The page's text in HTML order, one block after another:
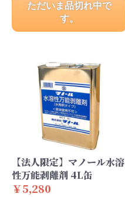
ただいま品切れ中で
す。
【法人限定】マノール水溶
性万能剥離剤 4L缶
￥5,280